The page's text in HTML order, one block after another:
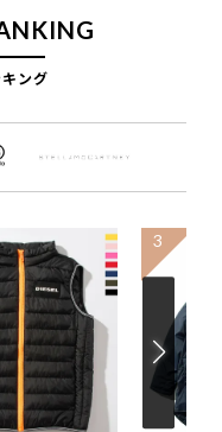
ング
3